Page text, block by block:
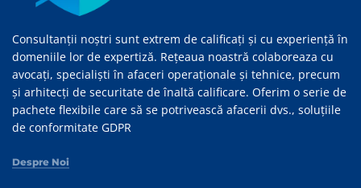
Consultanții noștri sunt extrem de calificați și cu experiență în
domeniile lor de expertiză. Rețeaua noastră colaboreaza cu
avocați, specialiști în afaceri operaționale și tehnice, precum
și arhitecți de securitate de înaltă calificare. Oferim o serie de
pachete flexibile care să se potrivească afacerii dvs., soluțiile
de conformitate GDPR
Despre Noi